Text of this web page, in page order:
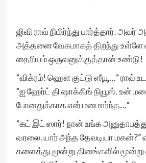
ஜிவி ராவ் நிமிர்ந்து பார்த்தார்.
அத்தனை வேகமாகத் திறந்து உள்ளே
தைரியம் ஒருவனுக்குத்தான் உண்டு!
“விக்ரம்! ஹௌ குட்டு ஸீயூ…” ராவ்
“ஐ ஹேர்ட் தி ஷாக்கிங் நியூஸ். உன்
போனதுக்காக என் மனமார்ந்த…”
“கட் இட் ஸார்! நான் உங்க
வரலை. யார் அந்த தேவடியா மகன்?”
களைத்து மூன்று தினங்களில்